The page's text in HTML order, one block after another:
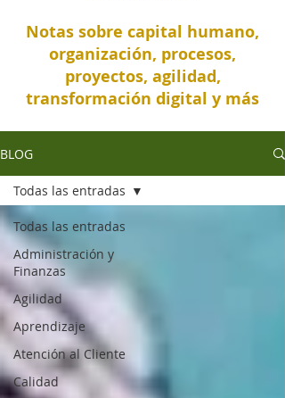
Notas sobre capital humano,
organización, procesos,
proyectos, agilidad,
transformación digital y más
BLOG
Todas las entradas
Administración y
Finanzas
Agilidad
Aprendizaje
Atención al Cliente
Calidad
Todas las entradas